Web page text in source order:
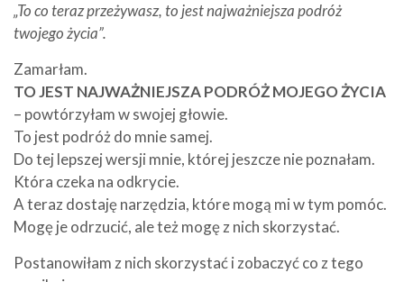
„To co teraz przeżywasz, to jest najważniejsza podróż
twojego życia”.
Zamarłam.
TO JEST NAJWAŻNIEJSZA PODRÓŻ MOJEGO ŻYCIA
– powtórzyłam w swojej głowie.
To jest podróż do mnie samej.
Do tej lepszej wersji mnie, której jeszcze nie poznałam.
Która czeka na odkrycie.
A teraz dostaję narzędzia, które mogą mi w tym pomóc.
Mogę je odrzucić, ale też mogę z nich skorzystać.
Postanowiłam z nich skorzystać i zobaczyć co z tego